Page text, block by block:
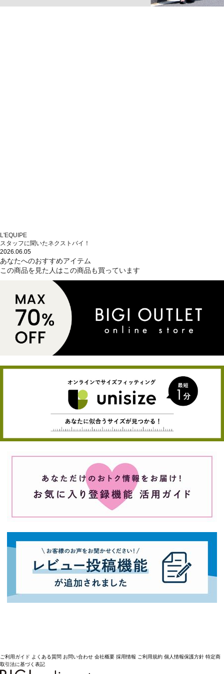
L'EQUIPE
スタッフに聞いたネクストバイ！
2026.06.05
あなたへのおすすめアイテム
この商品を見た人はこの商品も買っています
ご利用ガイド よくある質問 お問い合わせ 会社概要 採用情報 ご利用規約 個人情報保護方針 特定商
取引法に基づく表記